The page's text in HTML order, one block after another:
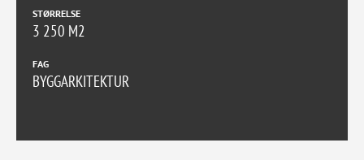
STØRRELSE
3 250 M2
FAG
BYGGARKITEKTUR